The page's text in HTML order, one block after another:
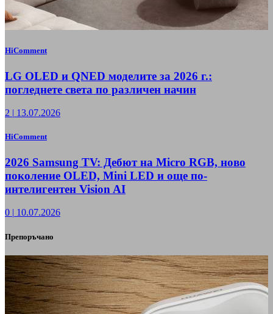
HiComment
LG OLED и QNED моделите за 2026 г.:
погледнете света по различен начин
2 | 13.07.2026
HiComment
2026 Samsung TV: Дебют на Micro RGB, ново
поколение OLED, Mini LED и още по-
интелигентен Vision AI
0 | 10.07.2026
Препоръчано